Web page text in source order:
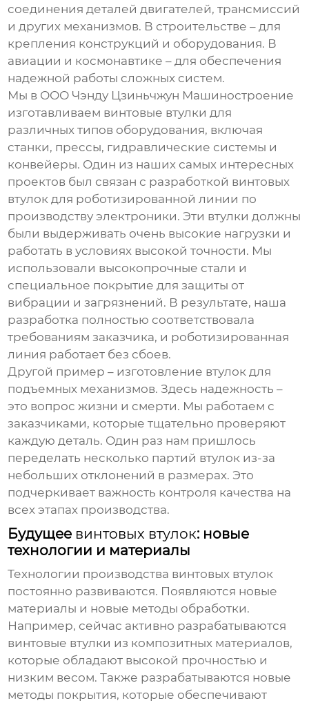
соединения деталей двигателей, трансмиссий
и других механизмов. В строительстве – для
крепления конструкций и оборудования. В
авиации и космонавтике – для обеспечения
надежной работы сложных систем.
Мы в ООО Чэнду Цзиньчжун Машиностроение
изготавливаем винтовые втулки для
различных типов оборудования, включая
станки, прессы, гидравлические системы и
конвейеры. Один из наших самых интересных
проектов был связан с разработкой винтовых
втулок для роботизированной линии по
производству электроники. Эти втулки должны
были выдерживать очень высокие нагрузки и
работать в условиях высокой точности. Мы
использовали высокопрочные стали и
специальное покрытие для защиты от
вибрации и загрязнений. В результате, наша
разработка полностью соответствовала
требованиям заказчика, и роботизированная
линия работает без сбоев.
Другой пример – изготовление втулок для
подъемных механизмов. Здесь надежность –
это вопрос жизни и смерти. Мы работаем с
заказчиками, которые тщательно проверяют
каждую деталь. Один раз нам пришлось
переделать несколько партий втулок из-за
небольших отклонений в размерах. Это
подчеркивает важность контроля качества на
всех этапах производства.
Будущее винтовых втулок: новые
технологии и материалы
Технологии производства винтовых втулок
постоянно развиваются. Появляются новые
материалы и новые методы обработки.
Например, сейчас активно разрабатываются
винтовые втулки из композитных материалов,
которые обладают высокой прочностью и
низким весом. Также разрабатываются новые
методы покрытия, которые обеспечивают